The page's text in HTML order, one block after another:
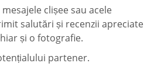
clișee sau acele
salutări și recenzii apreciate
și o fotografie.
partener.